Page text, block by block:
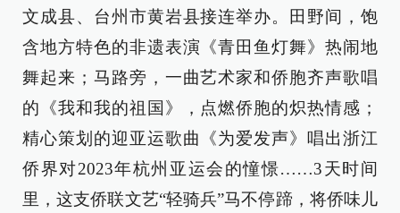
文成县、台州市黄岩县接连举办。田野间，饱
含地方特色的非遗表演《青田鱼灯舞》热闹地
舞起来；马路旁，一曲艺术家和侨胞齐声歌唱
的《我和我的祖国》，点燃侨胞的炽热情感；
精心策划的迎亚运歌曲《为爱发声》唱出浙江
侨界对2023年杭州亚运会的憧憬……3天时间
里，这支侨联文艺“轻骑兵”马不停蹄，将侨味儿